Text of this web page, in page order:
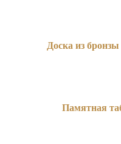
Доска из
Памятная